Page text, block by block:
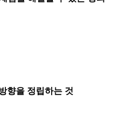
향을 정립하는 것